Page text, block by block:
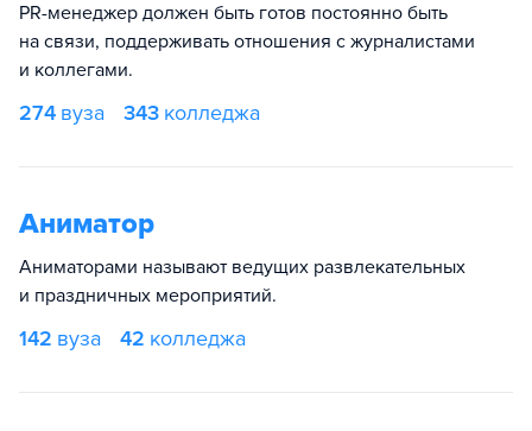
PR-менеджер должен быть готов постоянно быть
на связи, поддерживать отношения с журналистами
и коллегами.
274 вуза 343 колледжа
Аниматор
Аниматорами называют ведущих развлекательных
и праздничных мероприятий.
142 вуза 42 колледжа